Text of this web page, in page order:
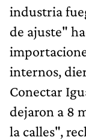
industria
de ajuste"
internos,
Conectar
dejaron a 8
la calles",